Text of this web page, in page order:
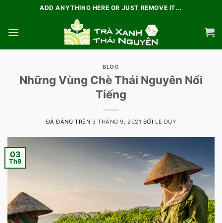
nội
ADD ANYTHING HERE OR JUST REMOVE IT...
BLOG
Những Vùng Chè Thái Nguyên Nổi
Tiếng
ĐÃ ĐĂNG TRÊN 3 THÁNG 9, 2021 BỞI LE DUY
03
Th9